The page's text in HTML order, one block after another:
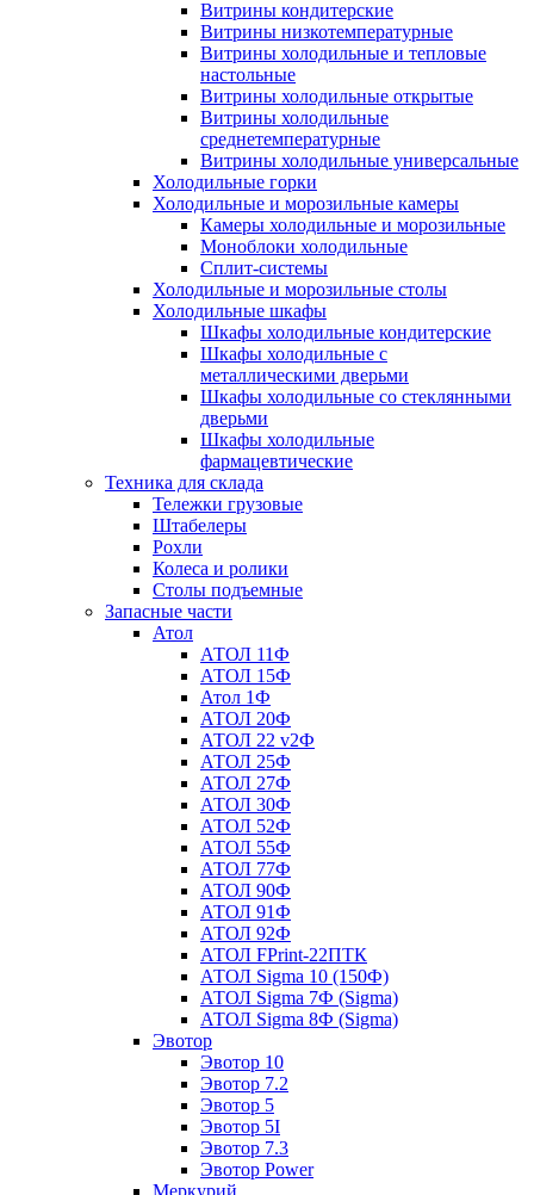
Витрины кондитерские
Витрины низкотемпературные
Витрины холодильные и тепловые
настольные
Витрины холодильные открытые
Витрины холодильные
среднетемпературные
Витрины холодильные универсальные
Холодильные горки
Холодильные и морозильные камеры
Камеры холодильные и морозильные
Моноблоки холодильные
Сплит-системы
Холодильные и морозильные столы
Холодильные шкафы
Шкафы холодильные кондитерские
Шкафы холодильные с
металлическими дверьми
Шкафы холодильные со стеклянными
дверьми
Шкафы холодильные
фармацевтические
Техника для склада
Тележки грузовые
Штабелеры
Рохли
Колеса и ролики
Столы подъемные
Запасные части
Атол
АТОЛ 11Ф
АТОЛ 15Ф
Атол 1Ф
АТОЛ 20Ф
АТОЛ 22 v2Ф
АТОЛ 25Ф
АТОЛ 27Ф
АТОЛ 30Ф
АТОЛ 52Ф
АТОЛ 55Ф
АТОЛ 77Ф
АТОЛ 90Ф
АТОЛ 91Ф
АТОЛ 92Ф
АТОЛ FPrint-22ПТК
АТОЛ Sigma 10 (150Ф)
АТОЛ Sigma 7Ф (Sigma)
АТОЛ Sigma 8Ф (Sigma)
Эвотор
Эвотор 10
Эвотор 7.2
Эвотор 5
Эвотор 5I
Эвотор 7.3
Эвотор Power
Меркурий